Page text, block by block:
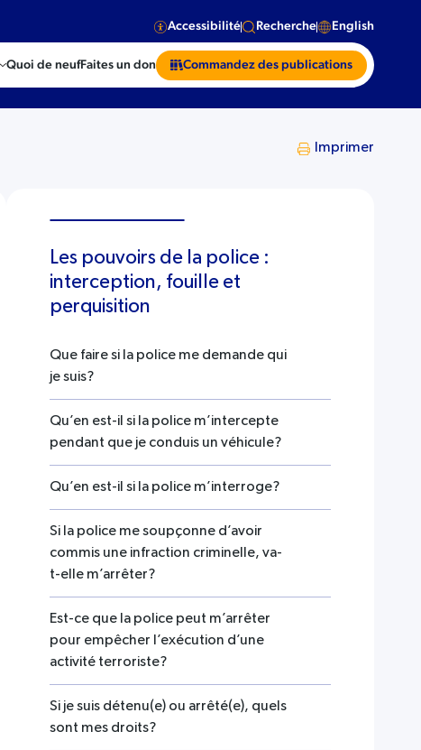
Accessibilité Recherche English
Quoi de neufFaites un don Commandez des publications
Imprimer
Les pouvoirs de la police :
interception, fouille et
perquisition
Que faire si la police me demande qui
je suis?
Qu’en est-il si la police m’intercepte
pendant que je conduis un véhicule?
Qu’en est-il si la police m’interroge?
Si la police me soupçonne d’avoir
commis une infraction criminelle, va-
t-elle m’arrêter?
Est-ce que la police peut m’arrêter
pour empêcher l’exécution d’une
activité terroriste?
Si je suis détenu(e) ou arrêté(e), quels
sont mes droits?